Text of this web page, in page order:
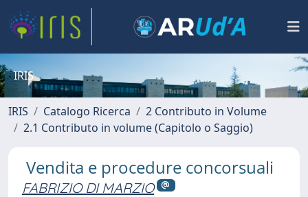
IRIS
IRIS Catalogo Ricerca
2 Contributo in Volume
2.1 Contributo in volume (Capitolo o Saggio)
Vendita e procedure concorsuali
FABRIZIO DI MARZIO